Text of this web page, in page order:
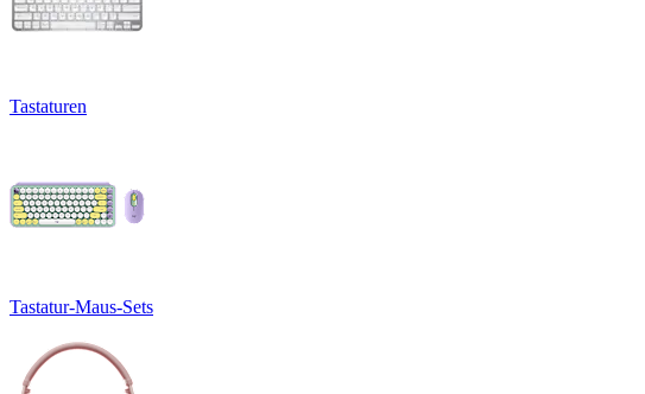
Tastaturen
Tastatur-Maus-Sets